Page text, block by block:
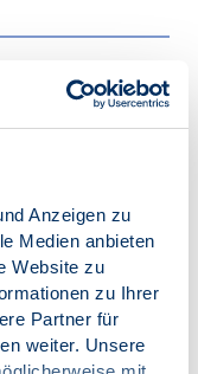
Anzeigen zu
Medien anbieten
Website zu
zu Ihrer
Partner für
weiter. Unsere